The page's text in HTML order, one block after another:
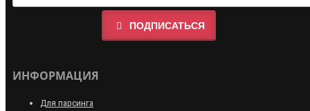
ПОДПИСАТЬСЯ
ИНФОРМАЦИЯ
Для парсинга